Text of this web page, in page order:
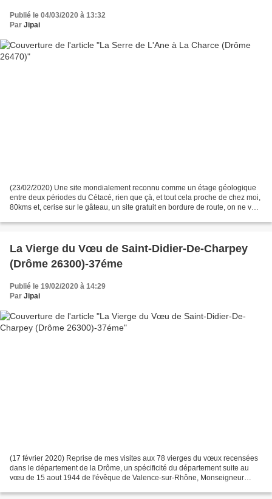
Publié le 04/03/2020 à 13:32
Par Jipai
(23/02/2020) Une site mondialement reconnu comme un étage géologique
entre deux périodes du Cétacé, rien que çà, et tout cela proche de chez moi,
80kms et, cerise sur le gâteau, un site gratuit en bordure de route, on ne va
La Vierge du Vœu de Saint-Didier-De-Charpey
(Drôme 26300)-37éme
Publié le 19/02/2020 à 14:29
Par Jipai
(17 février 2020) Reprise de mes visites aux 78 vierges du vœux recensées
dans le département de la Drôme, un spécificité du département suite au
vœu de 15 aout 1944 de l'évêque de Valence-sur-Rhône, Monseigneur